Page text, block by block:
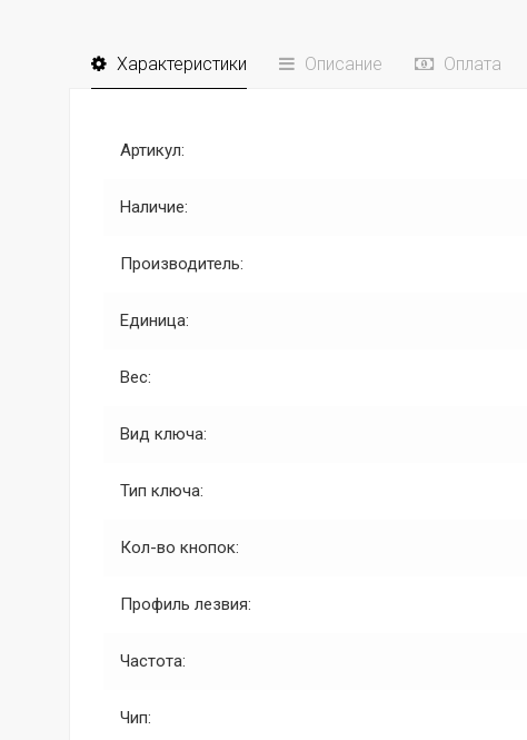
Характеристики Описание Оплата
Артикул:
Наличие:
Производитель:
Единица:
Вес:
Вид ключа:
Тип ключа:
Кол-во кнопок:
Профиль лезвия:
Частота:
Чип: